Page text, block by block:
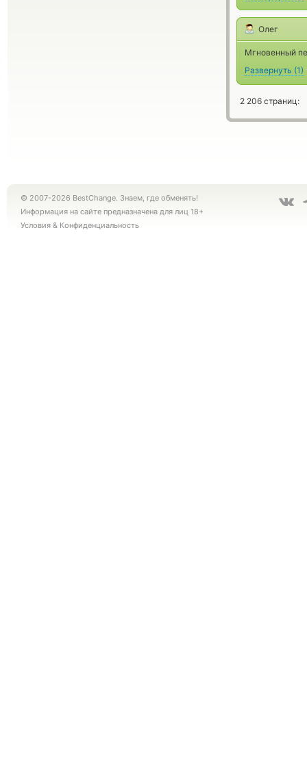
Олег
Мгновенный
Развернуть (1)
2 206 страниц:
© 2007-2026 BestChange. Знаем, где обменять!
Информация на сайте предназначена для лиц 18+
Условия & Конфиденциальность